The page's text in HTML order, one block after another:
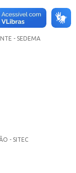
- SEDEMA
- SITEC